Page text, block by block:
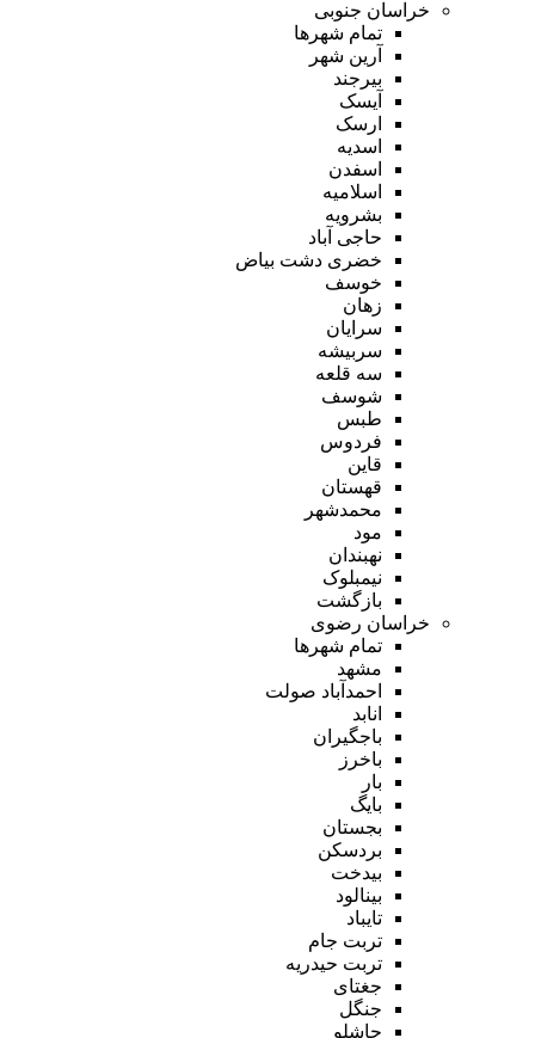
خراسان جنوبی
تمام شهر‌ها
آرین شهر
بیرجند
آیسک
ارسک
اسدیه
اسفدن
اسلامیه
بشرویه
حاجی آباد
خضری دشت بیاض
خوسف
زهان
سرایان
سربیشه
سه قلعه
شوسف
طبس
فردوس
قاین
قهستان
محمدشهر
مود
نهبندان
نیمبلوک
بازگشت
خراسان رضوی
تمام شهر‌ها
مشهد
احمدآباد صولت
انابد
باجگیران
باخرز
بار
بایگ
بجستان
بردسکن
بیدخت
بینالود
تایباد
تربت جام
تربت حیدریه
جغتای
جنگل
چاشلو